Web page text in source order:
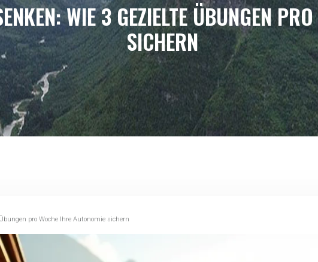
WIE 3 GEZIELTE ÜBUNGEN
SICHERN
pro Woche Ihre Autonomie sichern